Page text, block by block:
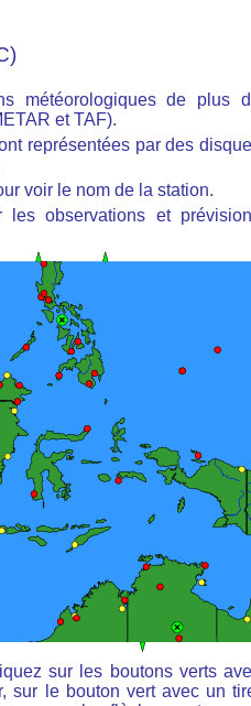
météorologiques de plus
et TAF).
représentées par des
voir le nom de la station.
observations et
sur les boutons verts
sur le bouton vert avec un